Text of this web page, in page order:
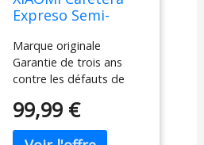
Expreso Semi-
Espresso Machine-
1350W- 20 Bares
Marque originale
Garantie de trois ans
contre les défauts de
99,99 €